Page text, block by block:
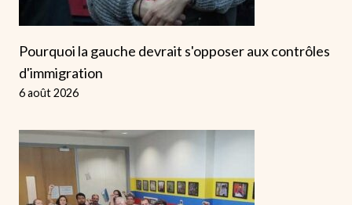
Pourquoi la gauche devrait s'opposer aux contrôles
d'immigration
6 août 2026